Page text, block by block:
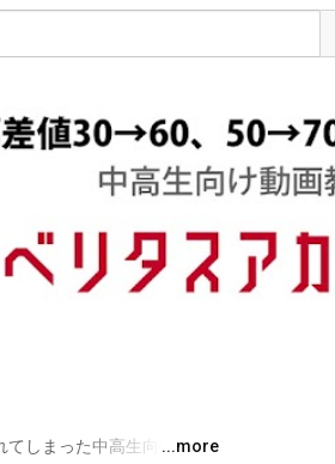
しまった中高生向け動画
...more